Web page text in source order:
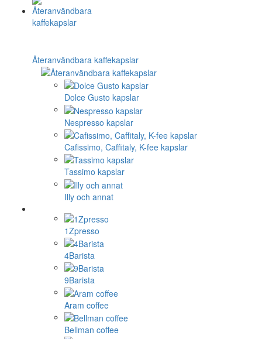
Återanvändbara kaffekapslar
Dolce Gusto kapslar
Nespresso kapslar
Cafissimo, Caffitaly, K-fee kapslar
Tassimo kapslar
Illy och annat
1Zpresso
4Barista
9Barista
Aram coffee
Bellman coffee